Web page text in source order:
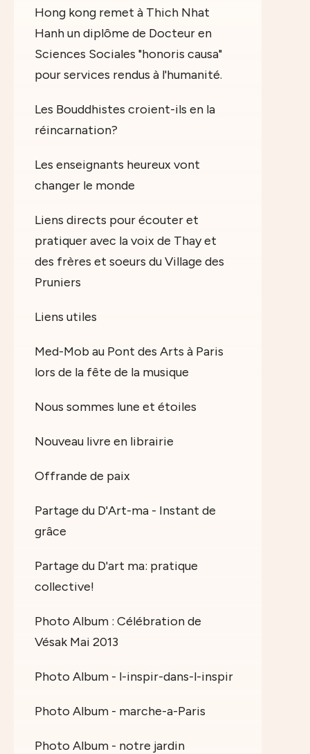
Hong kong remet à Thich Nhat
Hanh un diplôme de Docteur en
Sciences Sociales "honoris causa"
pour services rendus à l'humanité.
Les Bouddhistes croient-ils en la
réincarnation?
Les enseignants heureux vont
changer le monde
Liens directs pour écouter et
pratiquer avec la voix de Thay et
des frères et soeurs du Village des
Pruniers
Liens utiles
Med-Mob au Pont des Arts à Paris
lors de la fête de la musique
Nous sommes lune et étoiles
Nouveau livre en librairie
Offrande de paix
Partage du D'Art-ma - Instant de
grâce
Partage du D'art ma: pratique
collective!
Photo Album : Célébration de
Vésak Mai 2013
Photo Album - l-inspir-dans-l-inspir
Photo Album - marche-a-Paris
Photo Album - notre jardin